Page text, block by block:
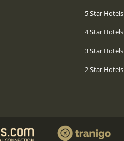
5 Star Hotels
4 Star Hotels
3 Star Hotels
2 Star Hotels